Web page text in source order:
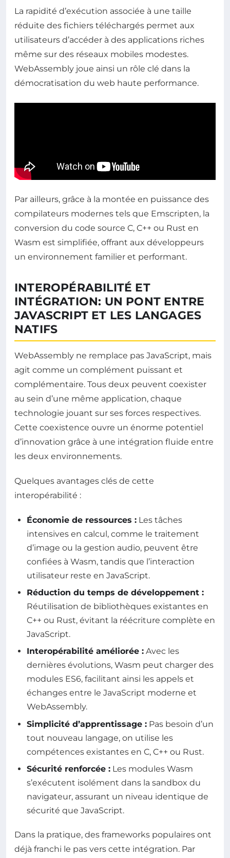
La rapidité d’exécution associée à une taille
réduite des fichiers téléchargés permet aux
utilisateurs d’accéder à des applications riches
même sur des réseaux mobiles modestes.
WebAssembly joue ainsi un rôle clé dans la
démocratisation du web haute performance.
Par ailleurs, grâce à la montée en puissance des
compilateurs modernes tels que Emscripten, la
conversion du code source C, C++ ou Rust en
Wasm est simplifiée, offrant aux développeurs
un environnement familier et performant.
INTEROPÉRABILITÉ ET
INTÉGRATION: UN PONT ENTRE
JAVASCRIPT ET LES LANGAGES
NATIFS
WebAssembly ne remplace pas JavaScript, mais
agit comme un complément puissant et
complémentaire. Tous deux peuvent coexister
au sein d’une même application, chaque
technologie jouant sur ses forces respectives.
Cette coexistence ouvre un énorme potentiel
d’innovation grâce à une intégration fluide entre
les deux environnements.
Quelques avantages clés de cette
interopérabilité :
Économie de ressources : Les tâches
intensives en calcul, comme le traitement
d’image ou la gestion audio, peuvent être
confiées à Wasm, tandis que l’interaction
utilisateur reste en JavaScript.
Réduction du temps de développement :
Réutilisation de bibliothèques existantes en
C++ ou Rust, évitant la réécriture complète en
JavaScript.
Interopérabilité améliorée : Avec les
dernières évolutions, Wasm peut charger des
modules ES6, facilitant ainsi les appels et
échanges entre le JavaScript moderne et
WebAssembly.
Simplicité d’apprentissage : Pas besoin d’un
tout nouveau langage, on utilise les
compétences existantes en C, C++ ou Rust.
Sécurité renforcée : Les modules Wasm
s’exécutent isolément dans la sandbox du
navigateur, assurant un niveau identique de
sécurité que JavaScript.
Dans la pratique, des frameworks populaires ont
déjà franchi le pas vers cette intégration. Par